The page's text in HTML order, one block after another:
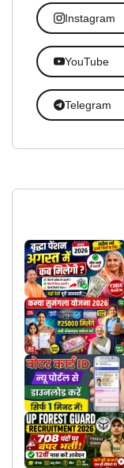
Instagram
YouTube
Telegram